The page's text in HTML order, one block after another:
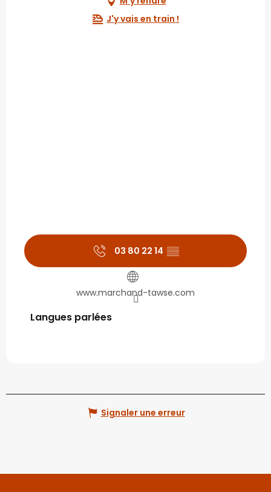
J'y vais en train !
03 80 22 14 ▒▒
www.marchand-tawse.com
Langues parlées
Langues parlées
Signaler une erreur